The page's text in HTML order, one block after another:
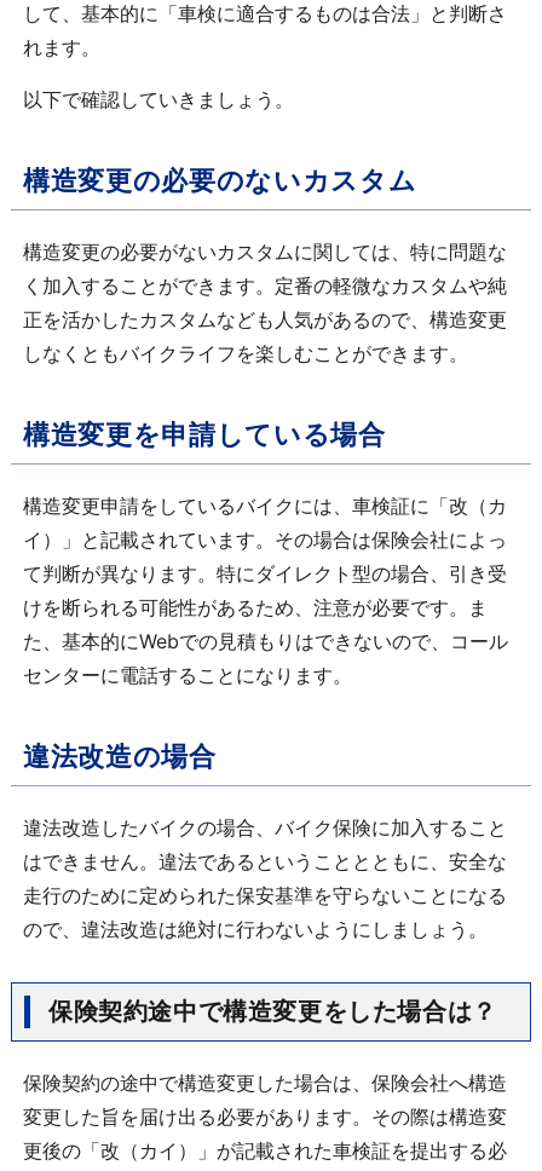
して、基本的に「車検に適合するものは合法」と判断さ
れます。
以下で確認していきましょう。
構造変更の必要のないカスタム
構造変更の必要がないカスタムに関しては、特に問題な
く加入することができます。定番の軽微なカスタムや純
正を活かしたカスタムなども人気があるので、構造変更
しなくともバイクライフを楽しむことができます。
構造変更を申請している場合
構造変更申請をしているバイクには、車検証に「改（カ
イ）」と記載されています。その場合は保険会社によっ
て判断が異なります。特にダイレクト型の場合、引き受
けを断られる可能性があるため、注意が必要です。ま
た、基本的にWebでの見積もりはできないので、コール
センターに電話することになります。
違法改造の場合
違法改造したバイクの場合、バイク保険に加入すること
はできません。違法であるということとともに、安全な
走行のために定められた保安基準を守らないことになる
ので、違法改造は絶対に行わないようにしましょう。
保険契約途中で構造変更をした場合は？
保険契約の途中で構造変更した場合は、保険会社へ構造
変更した旨を届け出る必要があります。その際は構造変
更後の「改（カイ）」が記載された車検証を提出する必